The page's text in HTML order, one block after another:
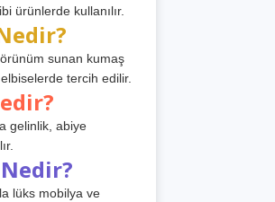
ürünlerde kullanılır.
sunan kumaş
tercih edilir.
gelinlik, abiye
lüks mobilya ve